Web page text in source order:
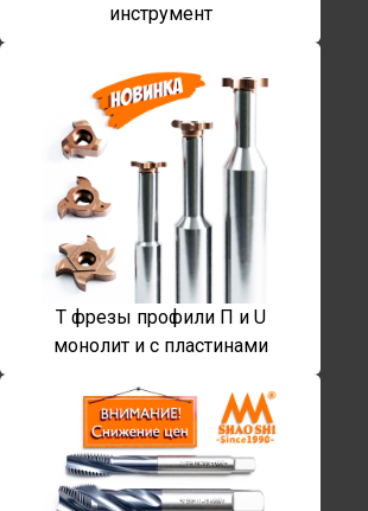
инструмент
T фрезы профили П и U
монолит и с пластинами